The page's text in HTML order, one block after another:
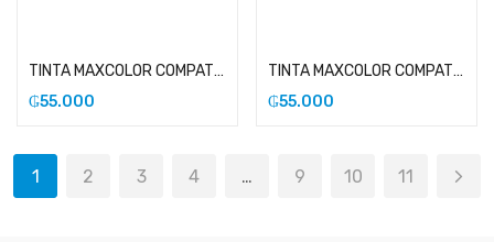
TINTA MAXCOLOR COMPATIBLE CON EPSON 664 MAGENTA
₲55.000
TINTA MAXCOLOR COMPATIBLE CON EPSON 664 NEGRO
₲55.000
1 2 3 4 … 9 10 11